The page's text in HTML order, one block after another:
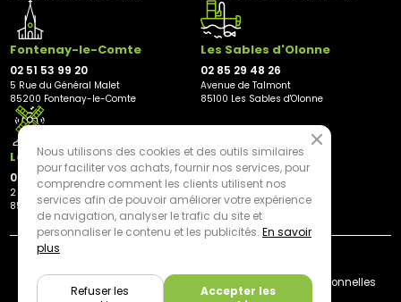
Fontenay-le-Comte
02 51 53 99 20
5 Rue du Général Malet
85200 Fontenay-le-Comte
Les Sables d'Olonne
02 85 29 48 26
Avenue de Talmont
85100 Les Sables d'Olonne
Les Herbiers
02 21 81 23 11
2 rue des Peupliers
85500 Les Herbiers
Livraison
Plan du site Mentions légales
Données personnelles
Cookies
Nous utilisons des cookies et des outils similaires
pour faciliter vos achats, fournir nos services, pour
comprendre comment les clients utilisent nos
services afin de pouvoir améliorer votre expérience
de navigation, analyser le trafic du site et
personnaliser le contenu et les publicités. En savoir
plus
Accepter les
Refuser les